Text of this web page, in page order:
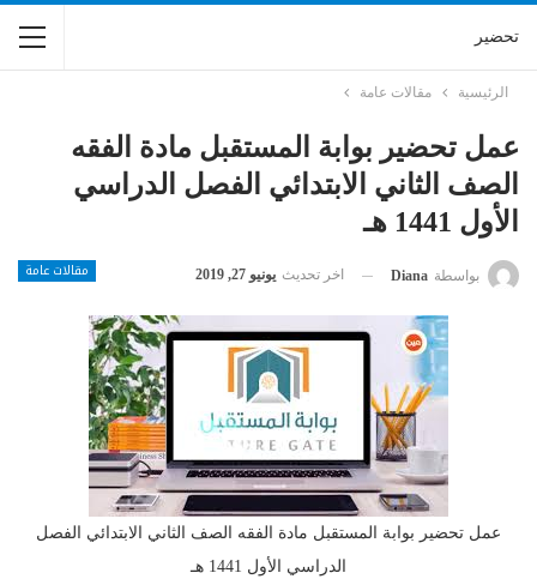
تحضير
الرئيسية مقالات عامة
عمل تحضير بوابة المستقبل مادة الفقه
الصف الثاني الابتدائي الفصل الدراسي
الأول 1441 هـ
مقالات عامة بواسطة Diana اخر تحديث يونيو 27, 2019
عمل تحضير بوابة المستقبل مادة الفقه الصف الثاني الابتدائي الفصل
الدراسي الأول 1441 هـ